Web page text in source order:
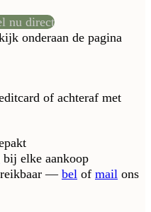
nu direct
onderaan de pagina
of achteraf met
bij elke aankoop
— bel of mail ons